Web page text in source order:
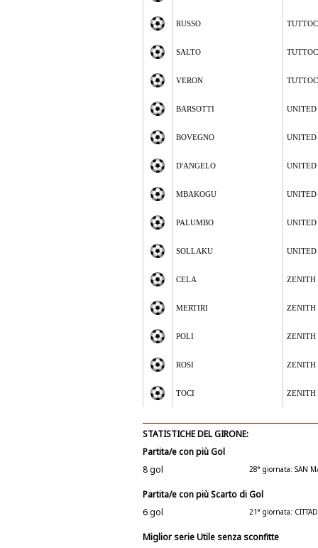
RUSSO
SALTO
VERON
BARSOTTI UNITED
BOVEGNO UNITED
D'ANGELO UNITED
MBAKOGU UNITED
PALUMBO UNITED
SOLLAKU UNITED
CELA ZENITH
MERTIRI ZENITH
POLI ZENITH
ROSI ZENITH
TOCI ZENITH
STATISTICHE DEL GIRONE:
Partita/e con più Gol
8 gol
28° giornata: SAN
Partita/e con più Scarto di Gol
6 gol
21° giornata:
Miglior serie Utile senza sconfitte